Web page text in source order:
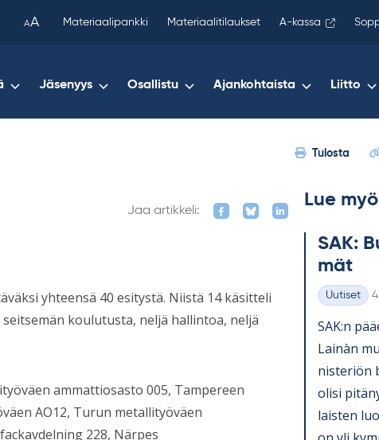
AA Materiaalipankki Materiaalitilaukset A-kassa
Jäsenyys Osallistu Ajankohtaista Liitto
Tulosta
Jaa artikkeli:
yhteensä 40 esitystä. Niistä 14 käsitteli
koulutusta, neljä hallintoa, neljä
ammattiosasto 005, Tampereen
AO12, Turun metallityöväen
228, Närpes
Lue
SAK:
mät
Kategoriat
Uutiset
SAK:n
Lainàn
nis­te­riön
olisi
lais­ten
copied
your
clipboard.)